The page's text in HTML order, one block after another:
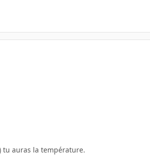
tu auras la température.